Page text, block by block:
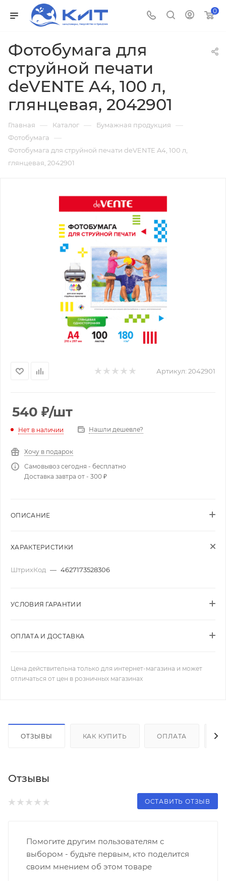
0
Фотобумага для
струйной печати
deVENTE A4, 100 л,
глянцевая, 2042901
Главная — Каталог — Бумажная продукция —
Фотобумага —
Фотобумага для струйной печати deVENTE A4, 100 л,
глянцевая, 2042901
Артикул: 2042901
540 ₽/шт
Нет в наличии Нашли дешевле?
Хочу в подарок
Самовывоз сегодня - бесплатно
Доставка завтра от - 300 ₽
ОПИСАНИЕ
ХАРАКТЕРИСТИКИ
ШтрихКод — 4627173528306
УСЛОВИЯ ГАРАНТИИ
ОПЛАТА И ДОСТАВКА
Цена действительна только для интернет-магазина и может
отличаться от цен в розничных магазинах
ОТЗЫВЫ КАК КУПИТЬ ОПЛАТА
Отзывы
ОСТАВИТЬ ОТЗЫВ
Помогите другим пользователям с
выбором - будьте первым, кто поделится
своим мнением об этом товаре